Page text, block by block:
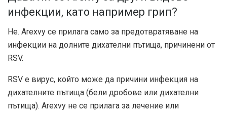
инфекции, като например грип?
Не. Arexvy се прилага само за предотвратяване на
инфекции на долните дихателни пътища, причинени от
RSV.
RSV е вирус, който може да причини инфекция на
дихателните пътища (бели дробове или дихателни
пътища). Arexvy не се прилага за лечение или